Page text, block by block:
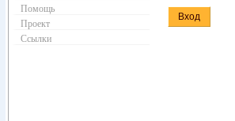
Помощь
Проект
Ссылки